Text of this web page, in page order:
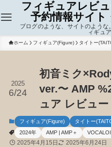
フィギュアレビ
予約情報サイ
ブログのような、サイトのよう
ィギュ
ホーム フィギュア(Figure) タイトー
初音ミク
ver.〜 AMP
ュア レビュー
2025
6/24
フィギュア(Figure)
タイトー
2024年
AMP | AMP＋
2025年4月15日 2025年6月24日